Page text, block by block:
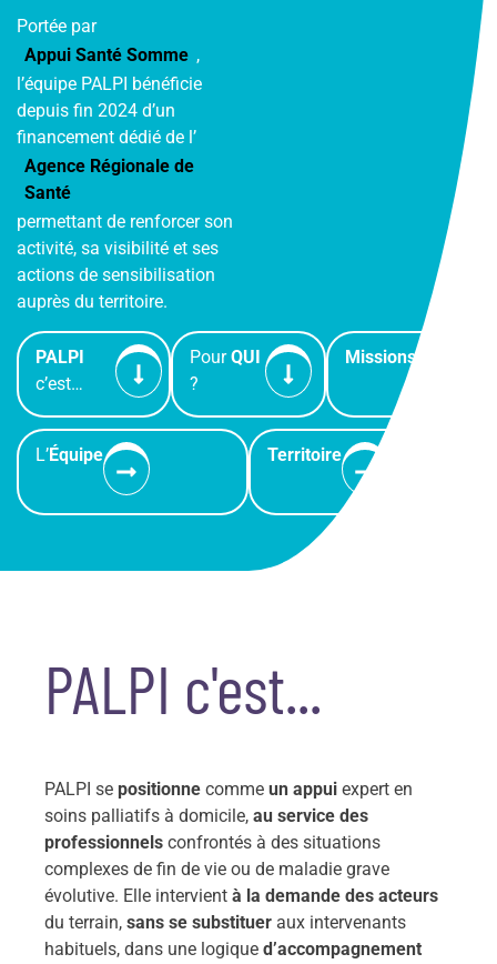
Portée par
Appui Santé Somme ,
l’équipe PALPI bénéficie
depuis fin 2024 d’un
financement dédié de l’
Agence Régionale de
Santé
permettant de renforcer son
activité, sa visibilité et ses
actions de sensibilisation
auprès du territoire.
PALPI
c’est…
PourQUI
?
Missions
L’Équipe Territoire
PALPI c'est...
PALPI se positionne comme un appui expert en
soins palliatifs à domicile, au service des
professionnels confrontés à des situations
complexes de fin de vie ou de maladie grave
évolutive. Elle intervient à la demande des acteurs
du terrain, sans se substituer aux intervenants
habituels, dans une logique d’accompagnement